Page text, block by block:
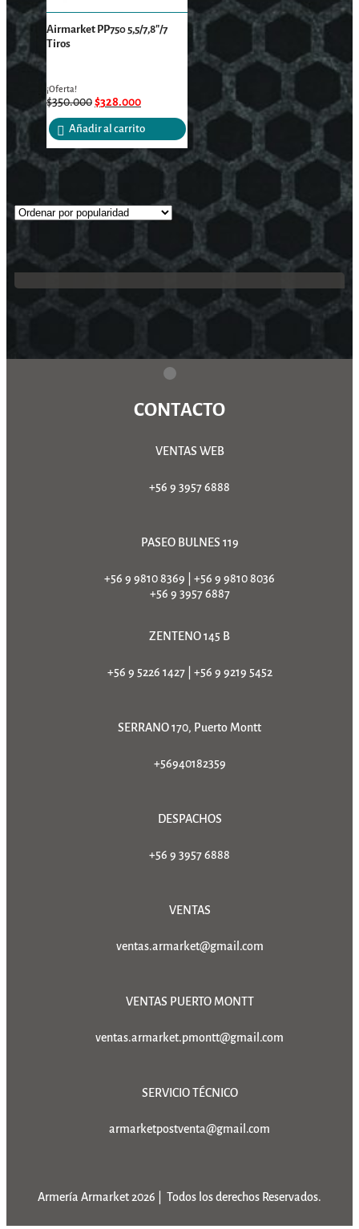
Airmarket PP750 5,5/7,8″/7
Tiros
¡Oferta!
$350.000$328.000
Añadir al carrito
CONTACTO
VENTAS WEB
+56 9 3957 6888
PASEO BULNES 119
+56 9 9810 8369
+56 9 9810 8036
+56 9 3957 6887
ZENTENO 145 B
+56 9 5226 1427| +56 9 9219 5452
SERRANO 170, Puerto Montt
+56940182359
DESPACHOS
+56 9 3957 6888
VENTAS
ventas.armarket@gmail.com
VENTAS PUERTO MONTT
ventas.armarket.pmontt@gmail.com
SERVICIO TÉCNICO
armarketpostventa@gmail.com
Armería Armarket 2026 | Todos los derechos Reservados.